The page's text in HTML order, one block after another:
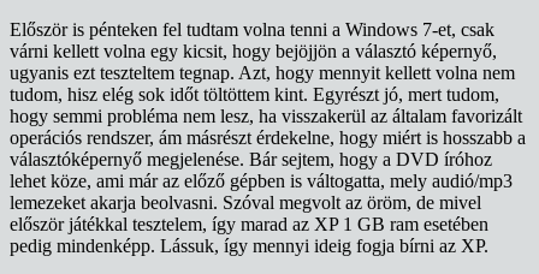
Először is pénteken fel tudtam volna tenni a Windows 7-et, csak
várni kellett volna egy kicsit, hogy bejöjjön a választó képernyő,
ugyanis ezt teszteltem tegnap. Azt, hogy mennyit kellett volna nem
tudom, hisz elég sok időt töltöttem kint. Egyrészt jó, mert tudom,
hogy semmi probléma nem lesz, ha visszakerül az általam favorizált
operációs rendszer, ám másrészt érdekelne, hogy miért is hosszabb a
választóképernyő megjelenése. Bár sejtem, hogy a DVD íróhoz
lehet köze, ami már az előző gépben is váltogatta, mely audió/mp3
lemezeket akarja beolvasni. Szóval megvolt az öröm, de mivel
először játékkal tesztelem, így marad az XP 1 GB ram esetében
pedig mindenképp. Lássuk, így mennyi ideig fogja bírni az XP.